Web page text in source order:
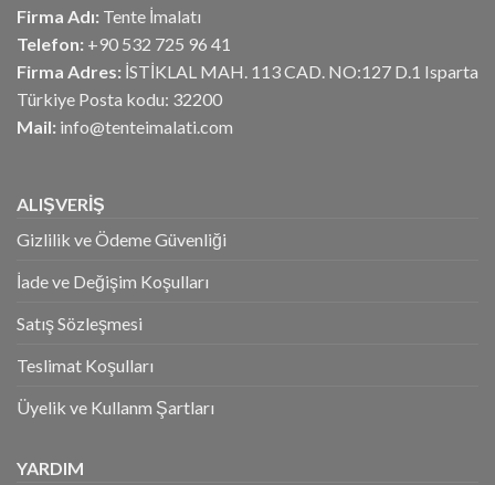
Firma Adı: Tente İmalatı
Telefon: +90 532 725 96 41
Firma Adres: İSTİKLAL MAH. 113 CAD. NO:127 D.1 Isparta
Türkiye Posta kodu: 32200
Mail: info@tenteimalati.com
ALIŞVERİŞ
Gizlilik ve Ödeme Güvenliği
İade ve Değişim Koşulları
Satış Sözleşmesi
Teslimat Koşulları
Üyelik ve Kullanm Şartları
YARDIM